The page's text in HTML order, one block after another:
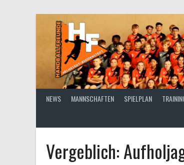
NEWS MANNSCHAFTEN SPIELPLAN
Vergeblich: